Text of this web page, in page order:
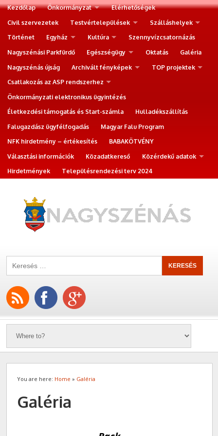
Kezdőlap Önkormányzat
Elérhetőségek
Civil szervezetek
Testvértelepülések
Szálláshelyek
Történet
Egyház Kultúra
Szennyvízcsatornázás
Nagyszénási Parkfürdő
Egészségügy Oktatás
Galéria
Nagyszénás újság
Archivált fényképek
TOP projektek
Csatlakozás az ASP rendszerhez
Önkormányzati elektronikus ügyintézés
Életkezdési támogatás és Start-számla
Hulladékszállítás
Falugazdász ügyfélfogadás
Magyar Falu Program
NFK hirdetmény – értékesítés
BABAKÖTVÉNY
Választási információk
Közadatkereső
Közérdekű adatok
Hirdetmények
Településrendezési terv 2024
You are here: Home » Galéria
Galéria